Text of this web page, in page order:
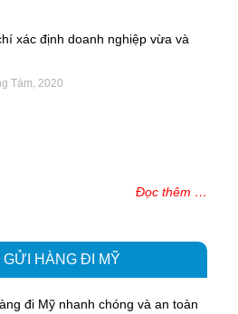
xác định doanh nghiệp vừa và
Tám, 2020
Đọc thêm …
GỬI HÀNG ĐI MỸ
đi Mỹ nhanh chóng và an toàn